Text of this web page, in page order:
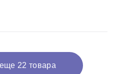
22 товара